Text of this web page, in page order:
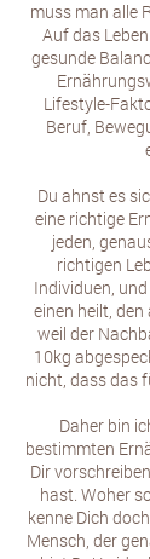
muss man alle
Auf das
gesunde
Lifestyle-
Beruf,
Du ahnst es
eine richtige
jeden,
richtigen
Individuen,
einen heilt,
weil der
10kg
nicht, dass das
Daher bin
bestimmten
Dir
hast. Woher
kenne Dich
Mensch, der